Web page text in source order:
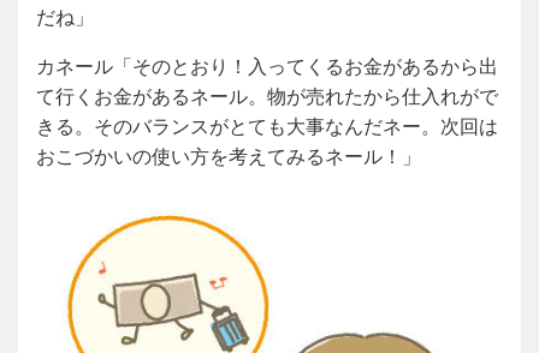
だね」
カネール「そのとおり！入ってくるお金があるから出
て行くお金があるネール。物が売れたから仕入れがで
きる。そのバランスがとても大事なんだネー。次回は
おこづかいの使い方を考えてみるネール！」